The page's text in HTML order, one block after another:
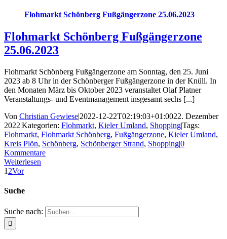
Flohmarkt Schönberg Fußgängerzone 25.06.2023
Flohmarkt Schönberg Fußgängerzone
25.06.2023
Flohmarkt Schönberg Fußgängerzone am Sonntag, den 25. Juni
2023 ab 8 Uhr in der Schönberger Fußgängerzone in der Knüll. In
den Monaten März bis Oktober 2023 veranstaltet Olaf Platner
Veranstaltungs- und Eventmanagement insgesamt sechs [...]
Von Christian Gewiese|2022-12-22T02:19:03+01:0022. Dezember
2022|Kategorien: Flohmarkt, Kieler Umland, Shopping|Tags:
Flohmarkt, Flohmarkt Schönberg, Fußgängerzone, Kieler Umland,
Kreis Plön, Schönberg, Schönberger Strand, Shopping|0
Kommentare
Weiterlesen
1 2Vor
Suche
Suche nach: